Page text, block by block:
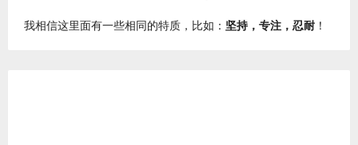
我相信这里面有一些相同的特质，比如： 坚持，专注，忍耐 ！